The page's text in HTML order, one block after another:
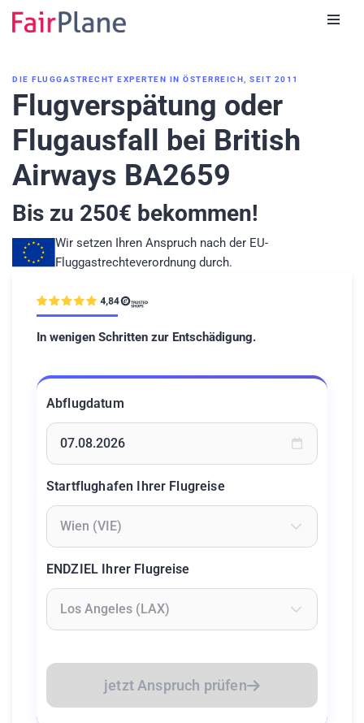
DIE FLUGGASTRECHT EXPERTEN IN ÖSTERREICH, SEIT 2011
Flugverspätung oder
Flugausfall bei British
Airways BA2659
Bis zu 250€ bekommen!
Wir setzen Ihren Anspruch nach der EU-
Fluggastrechteverordnung durch.
In wenigen Schritten zur Entschädigung.
Abflugdatum
Startflughafen Ihrer Flugreise
ENDZIEL Ihrer Flugreise
jetzt Anspruch prüfen